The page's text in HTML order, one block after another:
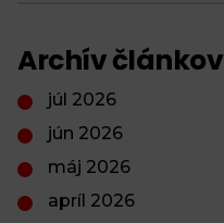
Archív článkov
júl 2026
jún 2026
máj 2026
apríl 2026